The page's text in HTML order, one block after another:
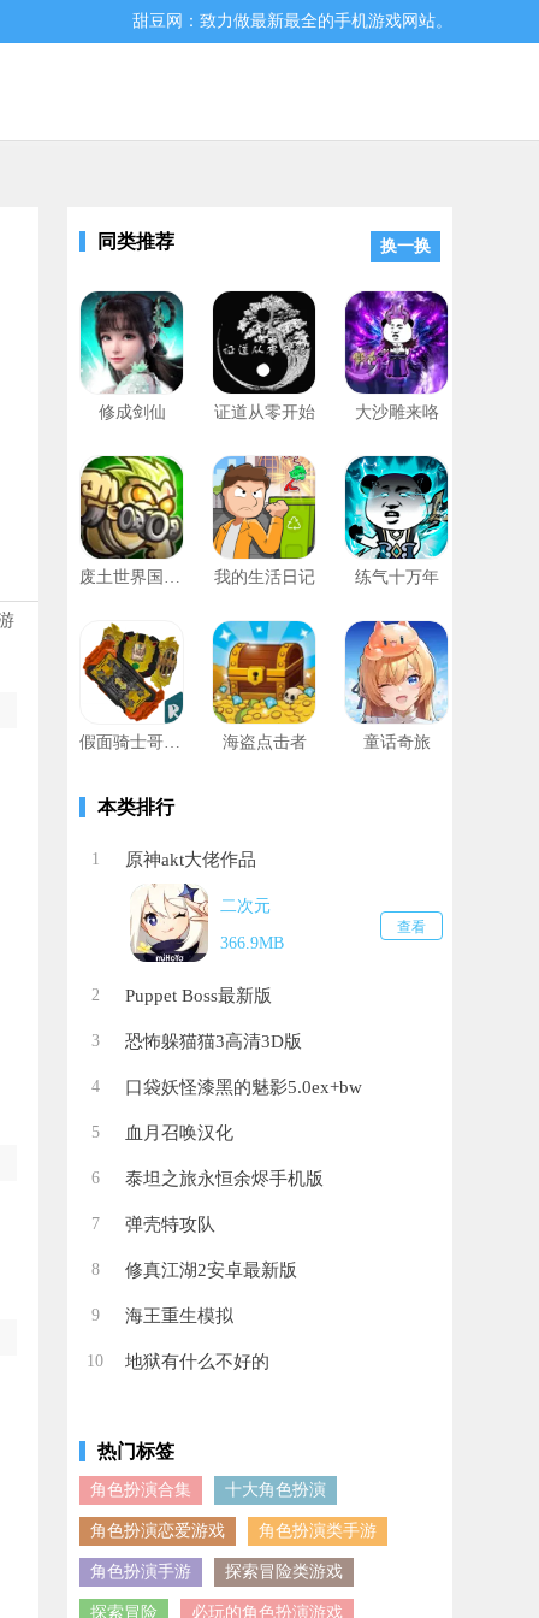
甜豆网：致力做最新最全的手机游戏网站。
游的话快来本站下载玩耍吧！
同类推荐 换一换
修成剑仙 证道从零开始 大沙雕来咯
废土世界国际服 我的生活日记 练气十万年
假面骑士哥查德模拟器 海盗点击者 童话奇旅
本类排行
1 原神akt大佬作品
二次元
366.9MB
查看
2 Puppet Boss最新版
3 恐怖躲猫猫3高清3D版
4 口袋妖怪漆黑的魅影5.0ex+bw
5 血月召唤汉化
6 泰坦之旅永恒余烬手机版
7 弹壳特攻队
8 修真江湖2安卓最新版
9 海王重生模拟
10 地狱有什么不好的
热门标签
角色扮演合集 十大角色扮演
角色扮演恋爱游戏 角色扮演类手游
角色扮演手游 探索冒险类游戏
探索冒险 必玩的角色扮演游戏